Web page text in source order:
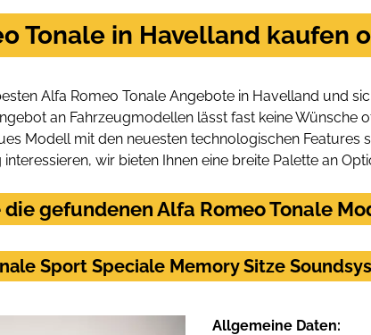
Tonale in Havelland kaufen
Alfa Romeo Tonale Angebote in Havelland und
an Fahrzeugmodellen lässt fast keine Wünsche
Modell mit den neuesten technologischen
wir bieten Ihnen eine breite Palette an
die gefundenen Alfa Romeo Tonale
Sport Speciale Memory Sitze
Allgemeine Daten: